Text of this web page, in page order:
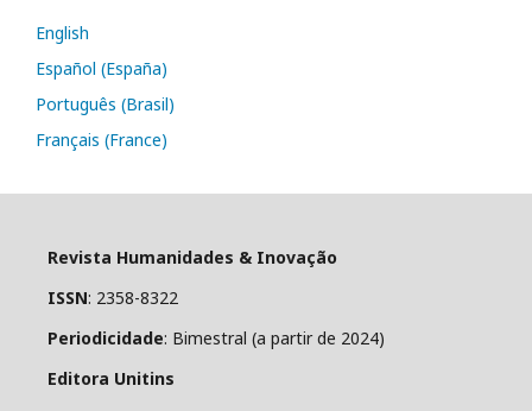
English
Español (España)
Português (Brasil)
Français (France)
Revista Humanidades & Inovação
ISSN: 2358-8322
Periodicidade: Bimestral (a partir de 2024)
Editora Unitins